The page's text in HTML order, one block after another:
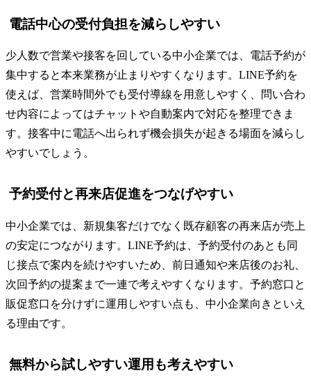
電話中心の受付負担を減らしやすい
少人数で営業や接客を回している中小企業では、電話予約が
集中すると本来業務が止まりやすくなります。LINE予約を
使えば、営業時間外でも受付導線を用意しやすく、問い合わ
せ内容によってはチャットや自動案内で対応を整理できま
す。接客中に電話へ出られず機会損失が起きる場面を減らし
やすいでしょう。
予約受付と再来店促進をつなげやすい
中小企業では、新規集客だけでなく既存顧客の再来店が売上
の安定につながります。LINE予約は、予約受付のあとも同
じ接点で案内を続けやすいため、前日通知や来店後のお礼、
次回予約の提案まで一連で考えやすくなります。予約窓口と
販促窓口を分けずに運用しやすい点も、中小企業向きといえ
る理由です。
無料から試しやすい運用も考えやすい